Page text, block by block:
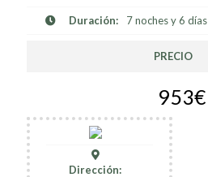
Duración: 7 noches y 6 días
PRECIO
953€
Dirección: